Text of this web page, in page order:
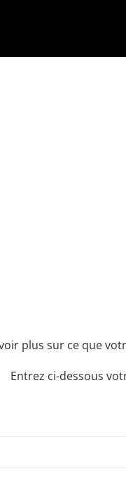
plus sur ce que
Entrez ci-dessous